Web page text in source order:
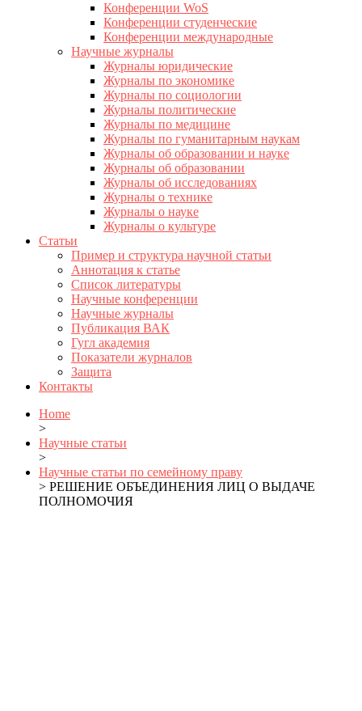
Конференции WoS
Конференции студенческие
Конференции международные
Научные журналы
Журналы юридические
Журналы по экономике
Журналы по социологии
Журналы политические
Журналы по медицине
Журналы по гуманитарным наукам
Журналы об образовании и науке
Журналы об образовании
Журналы об исследованиях
Журналы о технике
Журналы о науке
Журналы о культуре
Статьи
Пример и структура научной статьи
Аннотация к статье
Список литературы
Научные конференции
Научные журналы
Публикация ВАК
Гугл академия
Показатели журналов
Защита
Контакты
Home
>
Научные статьи
>
Научные статьи по семейному праву
> РЕШЕНИЕ ОБЪЕДИНЕНИЯ ЛИЦ О ВЫДАЧЕ
ПОЛНОМОЧИЯ